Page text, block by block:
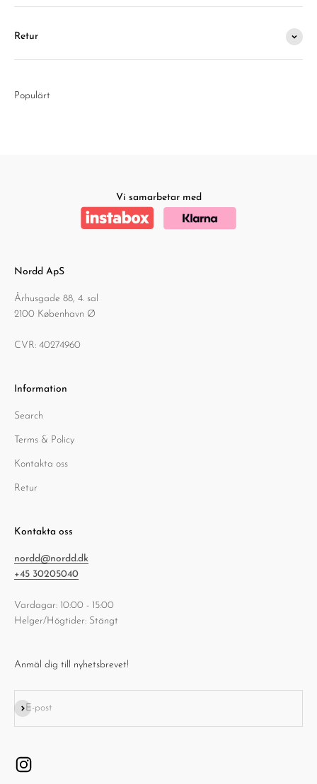
Retur
Populärt
Vi samarbetar med
Nordd ApS
Århusgade 88, 4. sal
2100 København Ø
CVR: 40274960
Information
Search
Terms & Policy
Kontakta oss
Retur
Kontakta oss
nordd@nordd.dk
+45 30205040
Vardagar: 10:00 - 15:00
Helger/Högtider: Stängt
Anmäl dig till nyhetsbrevet!
E-post
Prenumerera